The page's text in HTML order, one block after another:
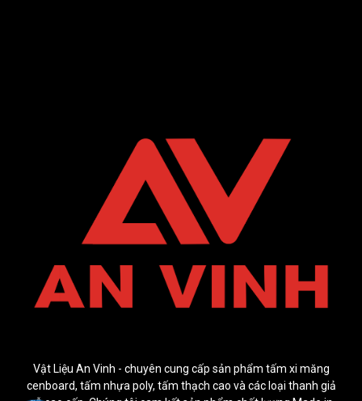
Vật Liệu An Vinh - chuyên cung cấp sản phẩm tấm xi măng
cenboard, tấm nhựa poly, tấm thạch cao và các loại thanh giả